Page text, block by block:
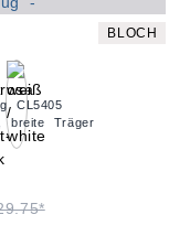
BLOCH
CL5405
breite Träger